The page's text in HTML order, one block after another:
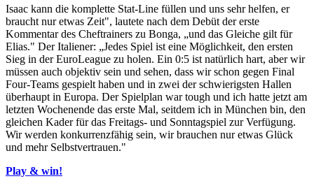
Isaac kann die komplette Stat-Line füllen und uns sehr helfen, er
braucht nur etwas Zeit", lautete nach dem Debüt der erste
Kommentar des Cheftrainers zu Bonga, „und das Gleiche gilt für
Elias." Der Italiener: „Jedes Spiel ist eine Möglichkeit, den ersten
Sieg in der EuroLeague zu holen. Ein 0:5 ist natürlich hart, aber wir
müssen auch objektiv sein und sehen, dass wir schon gegen Final
Four-Teams gespielt haben und in zwei der schwierigsten Hallen
überhaupt in Europa. Der Spielplan war tough und ich hatte jetzt am
letzten Wochenende das erste Mal, seitdem ich in München bin, den
gleichen Kader für das Freitags- und Sonntagspiel zur Verfügung.
Wir werden konkurrenzfähig sein, wir brauchen nur etwas Glück
und mehr Selbstvertrauen."
Play & win!